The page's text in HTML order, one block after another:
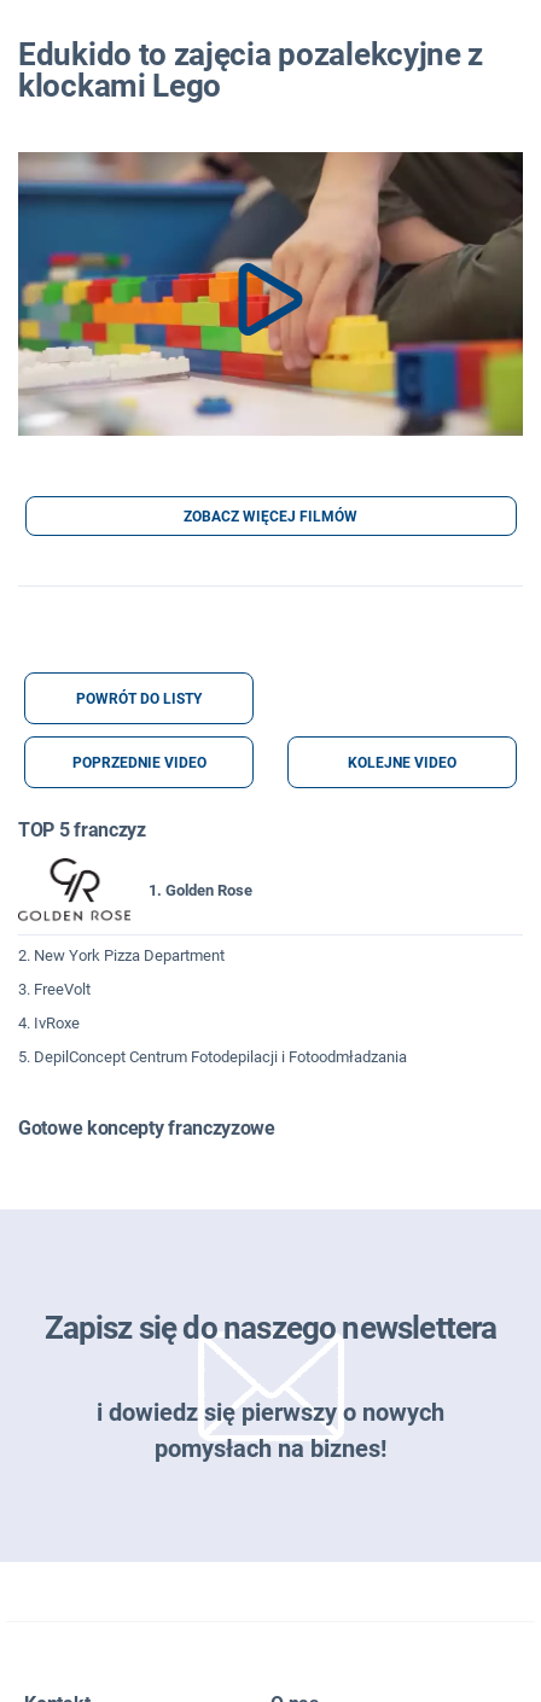
Edukido to zajęcia pozalekcyjne z
klockami Lego
ZOBACZ WIĘCEJ FILMÓW
POWRÓT DO LISTY
POPRZEDNIE VIDEO KOLEJNE VIDEO
TOP 5 franczyz
1. Golden Rose
2. New York Pizza Department
3. FreeVolt
4. IvRoxe
5. DepilConcept Centrum Fotodepilacji i Fotoodmładzania
Gotowe koncepty franczyzowe
Zapisz się do naszego newslettera
i dowiedz się pierwszy o nowych
pomysłach na biznes!